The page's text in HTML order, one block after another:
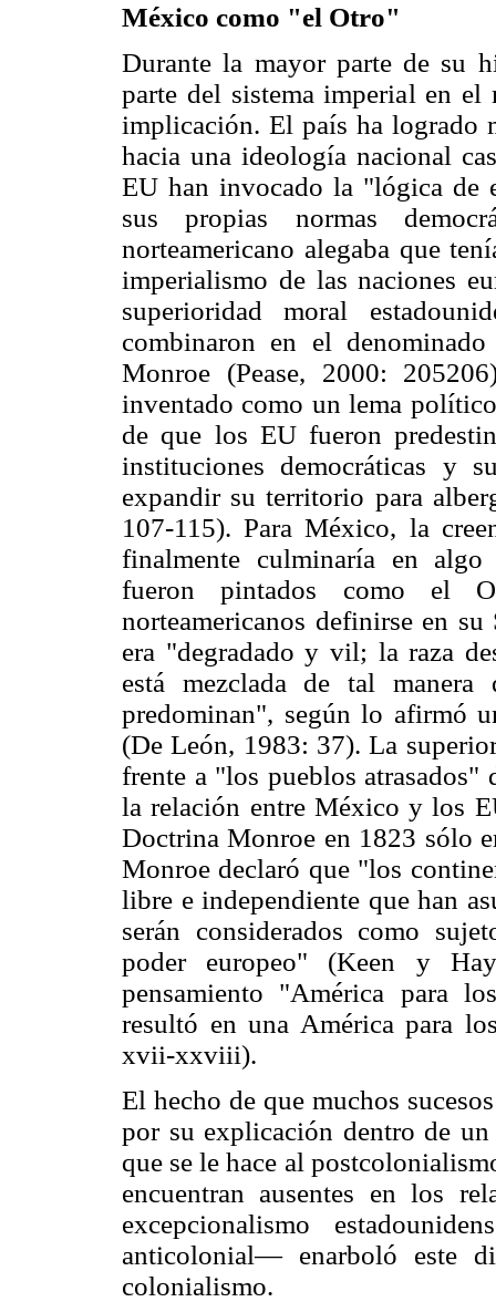
México como "el Otro"
Durante la mayor parte de su
parte del sistema imperial en el
implicación. El país ha logrado
hacia una ideología nacional
EU han invocado la "lógica de
sus propias normas
norteamericano alegaba que
imperialismo de las naciones
superioridad moral
combinaron en el
Monroe (Pease, 2000:
inventado como un lema
de que los EU fueron
instituciones democráticas y
expandir su territorio para
107-115). Para México, la
finalmente culminaría en
fueron pintados como el
norteamericanos definirse en
era "degradado y vil; la raza
está mezclada de tal
predominan", según lo afirmó
(De León, 1983: 37). La
frente a "los pueblos
la relación entre México y los
Doctrina Monroe en 1823 sólo
Monroe declaró que "los
libre e independiente que han
serán considerados como
poder europeo" (Keen y
pensamiento "América para
resultó en una América para
xvii-xxviii).
El hecho de que muchos
por su explicación dentro de
que se le hace al
encuentran ausentes en los
excepcionalismo
anticolonial— enarboló este
colonialismo.